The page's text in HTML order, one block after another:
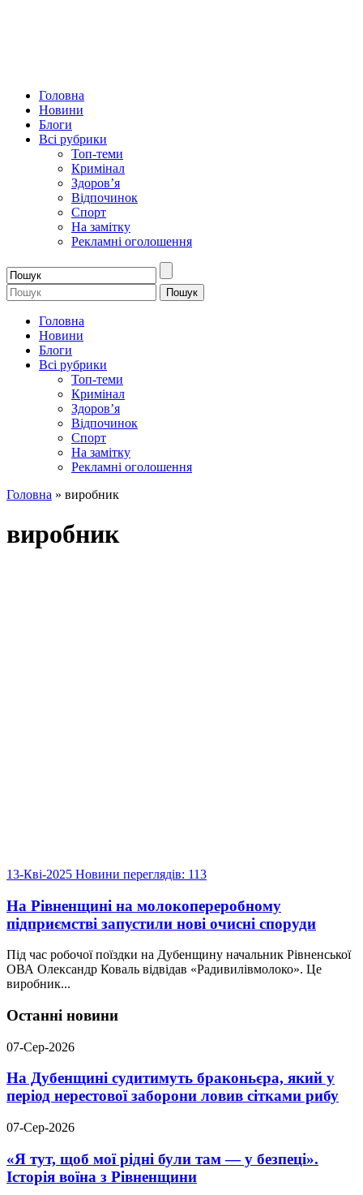
Головна
Новини
Блоги
Всі рубрики
Топ-теми
Кримінал
Здоров’я
Відпочинок
Спорт
На замітку
Рекламні оголошення
Головна
Новини
Блоги
Всі рубрики
Топ-теми
Кримінал
Здоров’я
Відпочинок
Спорт
На замітку
Рекламні оголошення
Головна » виробник
виробник
13-Кві-2025 Новини переглядів: 113
На Рівненщині на молокопереробному
підприємстві запустили нові очисні споруди
Під час робочої поїздки на Дубенщину начальник Рівненської
ОВА Олександр Коваль відвідав «Радивилівмолоко». Це
виробник...
Останні новини
07-Сер-2026
На Дубенщині судитимуть браконьєра, який у
період нерестової заборони ловив сітками рибу
07-Сер-2026
«Я тут, щоб мої рідні були там — у безпеці».
Історія воїна з Рівненщини